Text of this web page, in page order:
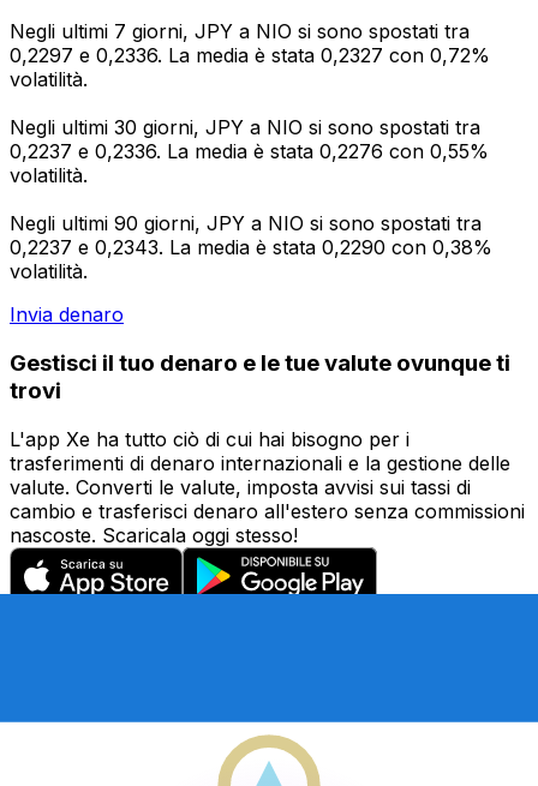
Negli ultimi 7 giorni, JPY a NIO si sono spostati tra
0,2297 e 0,2336. La media è stata 0,2327 con 0,72%
volatilità.
Negli ultimi 30 giorni, JPY a NIO si sono spostati tra
0,2237 e 0,2336. La media è stata 0,2276 con 0,55%
volatilità.
Negli ultimi 90 giorni, JPY a NIO si sono spostati tra
0,2237 e 0,2343. La media è stata 0,2290 con 0,38%
volatilità.
Invia denaro
Gestisci il tuo denaro e le tue valute ovunque ti
trovi
L'app Xe ha tutto ciò di cui hai bisogno per i
trasferimenti di denaro internazionali e la gestione delle
valute. Converti le valute, imposta avvisi sui tassi di
cambio e trasferisci denaro all'estero senza commissioni
nascoste. Scaricala oggi stesso!